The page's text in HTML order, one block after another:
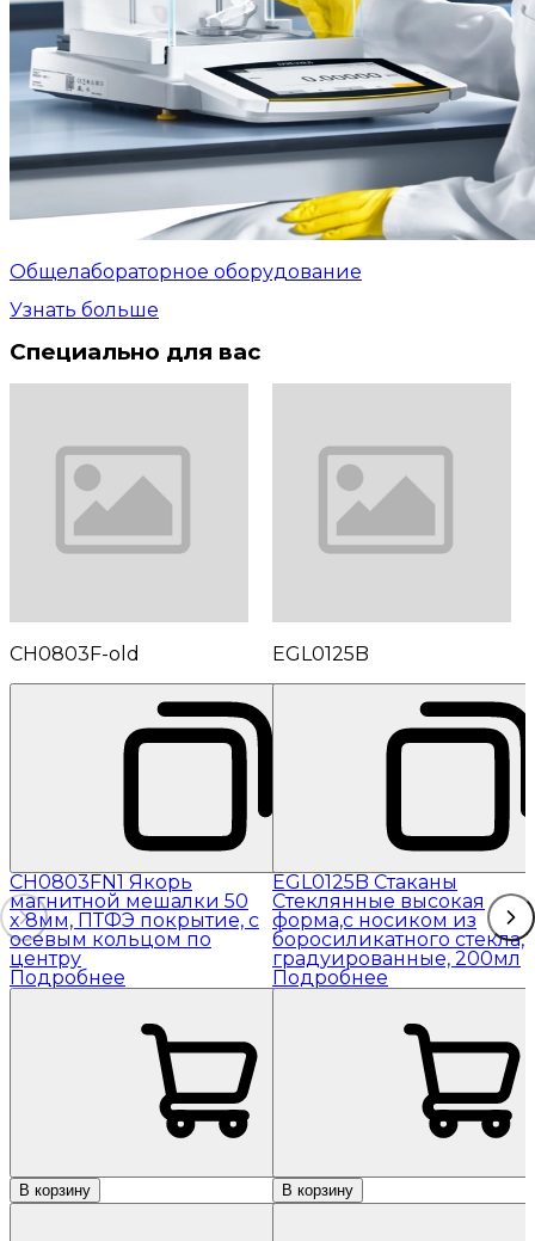
Общелабораторное оборудование
Узнать больше
Специально для вас
CH0803F-old
CH0803FN1 Якорь
магнитной мешалки 50
x 8мм, ПТФЭ покрытие, с
осевым кольцом по
центру
Подробнее
В корзину
EGL0125B
EGL0125B Стаканы
Стеклянные высокая
форма,с носиком из
боросиликатного стекла,
градуированные, 200мл
Подробнее
В корзину